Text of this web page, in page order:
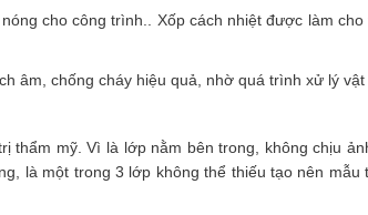
cho công trình.. Xốp cách nhiệt được làm
âm, chống cháy hiệu quả, nhờ quá trình xử lý vật
mỹ. Vì là lớp nằm bên trong, không chịu
là một trong 3 lớp không thể thiếu tạo nên